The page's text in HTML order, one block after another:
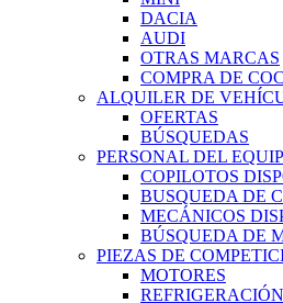
DACIA
AUDI
OTRAS MARCAS
COMPRA DE
ALQUILER DE
OFERTAS
BÚSQUEDAS
PERSONAL DEL
COPILOTOS
BUSQUEDA DE
MECÁNICOS
BÚSQUEDA DE
PIEZAS DE
MOTORES
REFRIGERACIÓN